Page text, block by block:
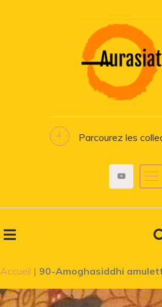
Parcourez les
Accueil | 90-Amoghasiddhi